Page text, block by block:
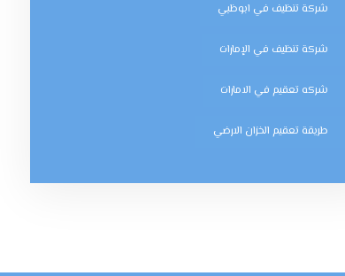
شركة تنظيف في ابوظبي
شركة تنظيف في الإمارات
شركه تعقيم في الامارات
طريقة تعقيم الخزان الارضي